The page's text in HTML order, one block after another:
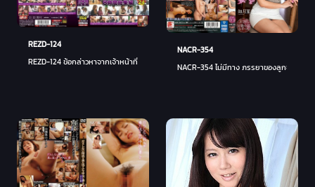
REZD-124
REZD-124 ข้อกล่าวหาจากเจ้าหน้าที่สำนักงานความสามารถเด็ก X! การต่อสู้ที่ไร้มนุษยธรร
NACR-354
NACR-354 ไม่มีทาง ภรรยาของลูกชายฉัน